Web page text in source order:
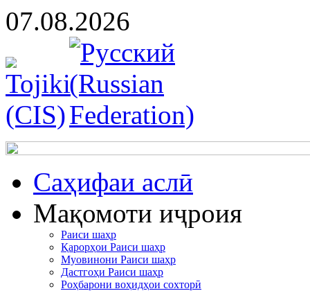
07.08.2026
Cаҳифаи аслӣ
Мақомоти иҷроия
Раиси шаҳр
Қарорҳои Раиси шаҳр
Муовинони Раиси шаҳр
Дастгоҳи Раиси шаҳр
Роҳбарони воҳидҳои сохторӣ